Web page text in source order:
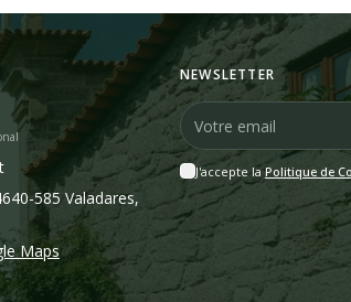
585 Valadares,
Maps
NEWSLETTER
J'accepte la Politique de